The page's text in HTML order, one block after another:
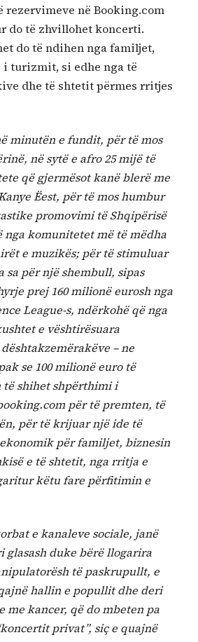
rezervimeve në Booking.com
do të zhvillohet koncerti.
do të ndihen nga familjet,
turizmit, si edhe nga të
dhe të shtetit përmes rritjes
minutën e fundit, për të mos
në sytë e afro 25 mijë të
që gjermësot kanë blerë me
Ëest, për të mos humbur
promovimi të Shqipërisë
nga komunitetet më të mëdha
e muzikës; për të stimuluar
sa për një shembull, sipas
prej 160 milionë eurosh nga
League-s, ndërkohë që nga
e vështirësuara
– ne
se 100 milionë euro të
shihet shpërthimi i
për të premten, të
për të krijuar një ide të
për familjet, biznesin
e të shtetit, nga rritja e
këtu fare përfitimin e
e kanaleve sociale, janë
duke bërë llogarira
të paskrupullt, e
hallin e popullit dhe deri
me kancer, që do mbeten pa
privat”, siç e quajnë